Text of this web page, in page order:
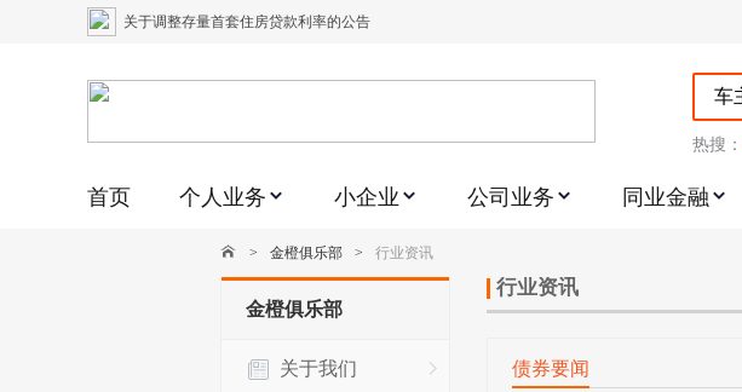
关于调整存量首套住房贷款利率的公告
关于我行聚金宝交易软件升级更新的通知
关于2020年端午节期间上金所代理业务调整合约保证金比例和涨跌幅度限制的通知
关于加强代理贵金属业务风险防范的提示
热搜：
首页 个人业务 小企业 公司业务 同业金融
> 金橙俱乐部 > 行业资讯
金橙俱乐部
关于我们
行业资讯
债券要闻